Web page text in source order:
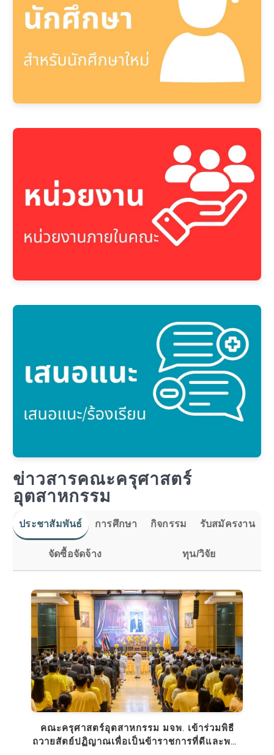
ข่าวสารคณะครุศาสตร์
อุตสาหกรรม
ประชาสัมพันธ์ การศึกษา กิจกรรม รับสมัครงาน
จัดซื้อจัดจ้าง ทุน/วิจัย
คณะครุศาสตร์อุตสาหกรรม มจพ. เข้าร่วมพิธี
ถวายสัตย์ปฏิญาณเพื่อเป็นข้าราชการที่ดีและพลัง